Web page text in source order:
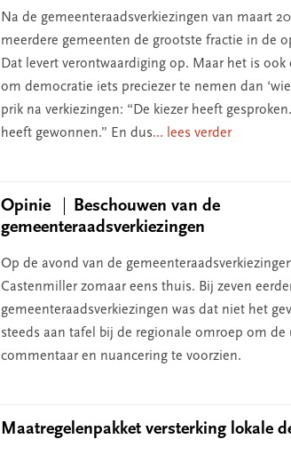
Na de gemeenteraadsverkiezingen van maart
meerdere gemeenten de grootste fractie in de
Dat levert verontwaardiging op. Maar het is
om democratie iets preciezer te nemen dan ‘wie
prik na verkiezingen: “De kiezer heeft
heeft gewonnen.” En dus... lees verder
Opinie
Beschouwen van de
gemeenteraadsverkiezingen
Op de avond van de
Castenmiller zomaar eens thuis. Bij zeven
gemeenteraadsverkiezingen was dat niet het
steeds aan tafel bij de regionale omroep om de
commentaar en nuancering te voorzien.
Maatregelenpakket versterking lokale